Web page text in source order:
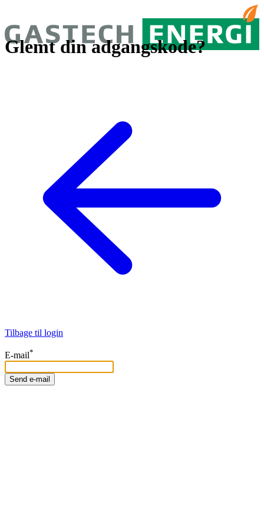
Glemt din adgangskode?
Tilbage til login
E-mail*
Send e-mail